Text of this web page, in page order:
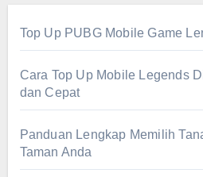
Top Up PUBG Mobile Game
Cara Top Up Mobile Legends
dan Cepat
Panduan Lengkap Memilih
Taman Anda